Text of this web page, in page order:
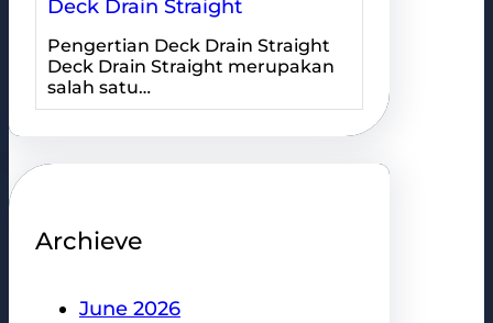
Deck Drain Straight
Pengertian Deck Drain Straight
Deck Drain Straight merupakan
salah satu…
Archieve
June 2026